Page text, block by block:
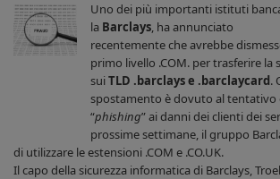
Uno dei più importanti istituti
la Barclays, ha annunciato
recentemente che avrebbe
primo livello .COM. per trasferire la
suiTLD .barclays e .barclaycard.
spostamento è dovuto al tentativo
“phishing” ai danni dei clienti dei
prossime settimane, il gruppo
di utilizzare le estensioni .COM e .CO.UK.
Il capo della sicurezza informatica di Barclays,